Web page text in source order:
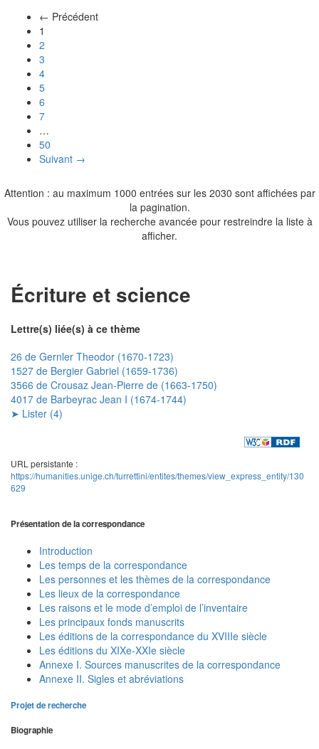
← Précédent
1
2
3
4
5
6
7
…
50
Suivant →
Attention : au maximum 1000 entrées sur les 2030 sont affichées par
la pagination.
Vous pouvez utiliser la recherche avancée pour restreindre la liste à
afficher.
Écriture et science
Lettre(s) liée(s) à ce thème
26 de Gernler Theodor (1670-1723)
1527 de Bergier Gabriel (1659-1736)
3566 de Crousaz Jean-Pierre de (1663-1750)
4017 de Barbeyrac Jean I (1674-1744)
➤ Lister (4)
URL persistante :
https://humanities.unige.ch/turrettini/entites/themes/view_express_entity/130
629
Présentation de la correspondance
Introduction
Les temps de la correspondance
Les personnes et les thèmes de la correspondance
Les lieux de la correspondance
Les raisons et le mode d’emploi de l’inventaire
Les principaux fonds manuscrits
Les éditions de la correspondance du XVIIIe siècle
Les éditions du XIXe-XXIe siècle
Annexe I. Sources manuscrites de la correspondance
Annexe II. Sigles et abréviations
Projet de recherche
Biographie